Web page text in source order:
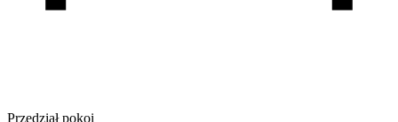
Przedział pokoi